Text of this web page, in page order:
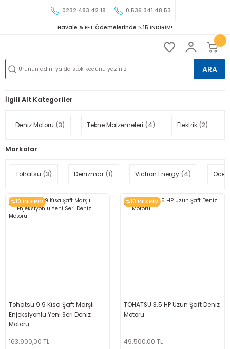
0232 483 42 18 0 536 341 48 53
Havale & EFT Ödemelerinde %15 İNDİRİM!
ARA
İlgili Alt Kategoriler
Deniz Motoru (3) Tekne Malzemeleri (4) Elektrik (2)
Markalar
Tohatsu (3) Denizmar (1) Victron Energy (4)
%10 İNDİRİM
Tohatsu 9.9 Kısa Şaft Marşlı
Enjeksiyonlu Yeni Seri Deniz
Motoru
163.900,00 TL
%10 İNDİRİM
TOHATSU 3.5 HP Uzun Şaft Deniz
Motoru
49.500,00 TL